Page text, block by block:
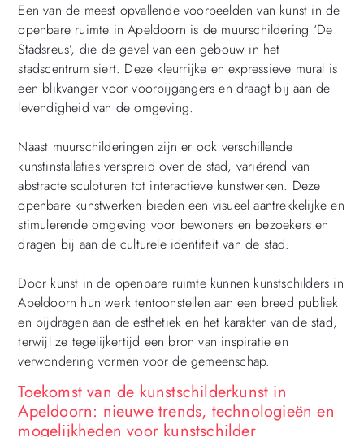
Een van de meest opvallende voorbeelden van kunst in de
openbare ruimte in Apeldoorn is de muurschildering ‘De
Stadsreus’, die de gevel van een gebouw in het
stadscentrum siert. Deze kleurrijke en expressieve mural is
een blikvanger voor voorbijgangers en draagt bij aan de
levendigheid van de omgeving.
Naast muurschilderingen zijn er ook verschillende
kunstinstallaties verspreid over de stad, variërend van
abstracte sculpturen tot interactieve kunstwerken. Deze
openbare kunstwerken bieden een visueel aantrekkelijke en
stimulerende omgeving voor bewoners en bezoekers en
dragen bij aan de culturele identiteit van de stad.
Door kunst in de openbare ruimte kunnen kunstschilders in
Apeldoorn hun werk tentoonstellen aan een breed publiek
en bijdragen aan de esthetiek en het karakter van de stad,
terwijl ze tegelijkertijd een bron van inspiratie en
verwondering vormen voor de gemeenschap.
Toekomst van de kunstschilderkunst in
Apeldoorn: nieuwe trends, technologieën en
mogelijkheden voor kunstschilder